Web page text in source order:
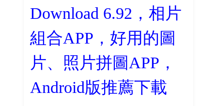
Download 6.92，相片
組合APP，好用的圖
片、照片拼圖APP，
Android版推薦下載